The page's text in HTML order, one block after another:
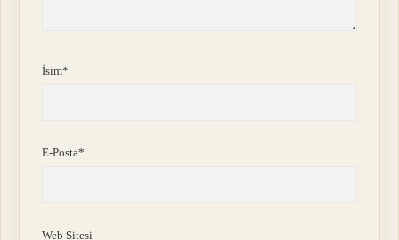
İsim*
E-Posta*
Web Sitesi